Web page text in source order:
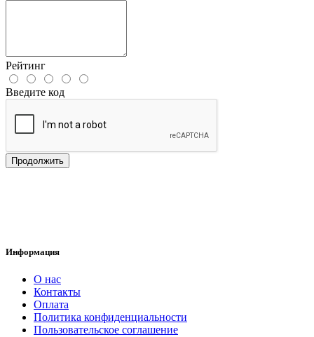
Рейтинг
Введите код
Продолжить
Информация
О нас
Контакты
Оплата
Политика конфиденциальности
Пользовательское соглашение